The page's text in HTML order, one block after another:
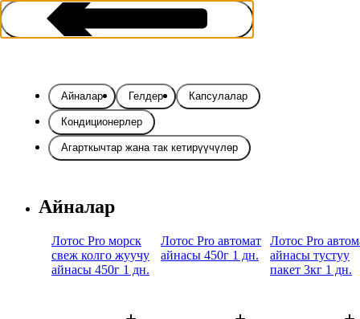
Айналар Гелдер Капсулалар
Кондиционерлер
Агарткычтар жана так кетирүүчүлөр
Айналар
Лотос Pro морск
свеж колго жуучу
айнасы 450г 1 дн.
Лотос Pro автомат
айнасы 450г 1 дн.
Лотос Pro
айнасы тустуу
пакет 3кг 1 дн.